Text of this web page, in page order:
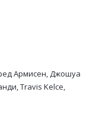
Армисен, Джошуа
Travis Kelce,